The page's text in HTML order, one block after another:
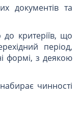
документів та
критеріїв, що
період,
формі, з деякою
чинності